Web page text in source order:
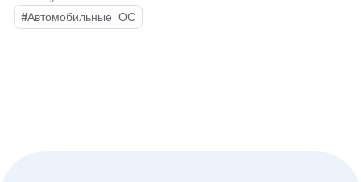
Android Automotive
трансформации отрасли.
#Автомобильные ОС